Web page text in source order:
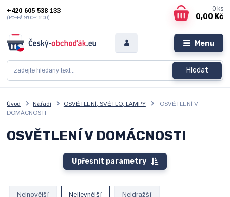
Menu
Hledat
+420 605 538 133
(Po–Pá 9:00–16:00)
0 ks
0,00 Kč
Úvod Nářadí OSVĚTLENÍ, SVĚTLO, LAMPY
OSVĚTLENÍ V
DOMÁCNOSTI
OSVĚTLENÍ V DOMÁCNOSTI
Upřesnit parametry
Nejnovější Nejlevnější Nejdražší